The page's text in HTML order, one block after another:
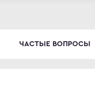
ЧАСТЫЕ ВОПРОСЫ